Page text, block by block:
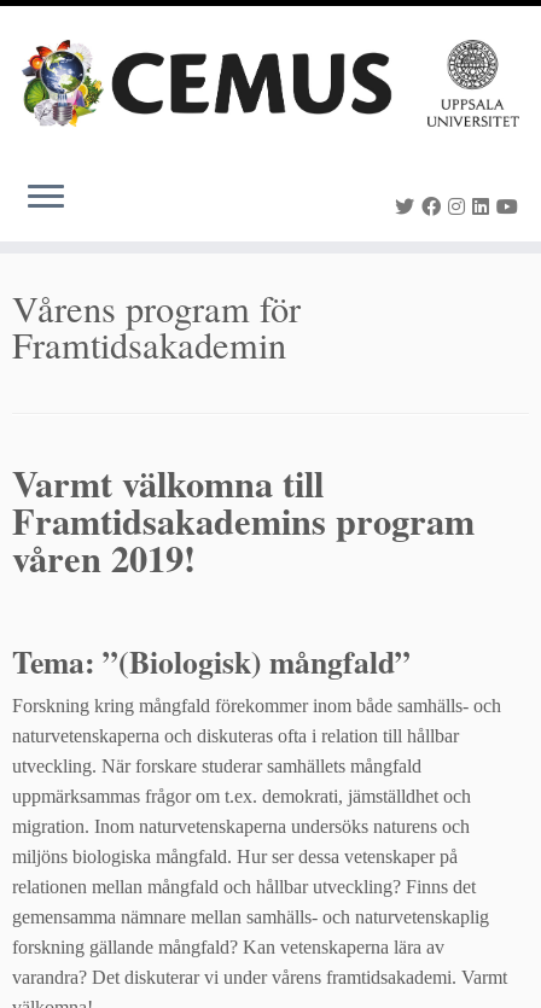
content
Vårens program för
Framtidsakademin
Varmt välkomna till
Framtidsakademins program
våren 2019!
Tema: ”(Biologisk) mångfald”
Forskning kring mångfald förekommer inom både samhälls- och
naturvetenskaperna och diskuteras ofta i relation till hållbar
utveckling. När forskare studerar samhällets mångfald
uppmärksammas frågor om t.ex. demokrati, jämställdhet och
migration. Inom naturvetenskaperna undersöks naturens och
miljöns biologiska mångfald. Hur ser dessa vetenskaper på
relationen mellan mångfald och hållbar utveckling? Finns det
gemensamma nämnare mellan samhälls- och naturvetenskaplig
forskning gällande mångfald? Kan vetenskaperna lära av
varandra? Det diskuterar vi under vårens framtidsakademi. Varmt